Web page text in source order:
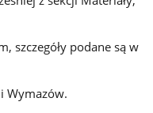
szczegóły podane są w
Wymazów.